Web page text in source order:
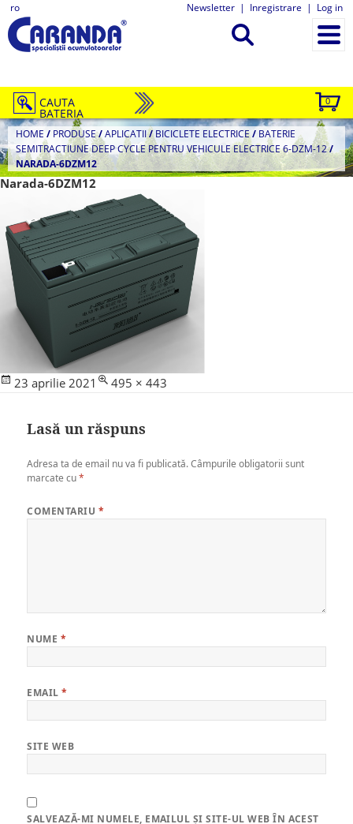
ro Newsletter | Inregistrare | Log in
0
CAUTA
BATERIA
HOME / PRODUSE/APLICATII/BICICLETE ELECTRICE/ BATERIE
SEMITRACTIUNE DEEP CYCLE PENTRU VEHICULE ELECTRICE 6-DZM-12/
NARADA-6DZM12
Narada-6DZM12
Posted
23 aprilie 2021
Full
495 × 443
Lasă un răspuns
Adresa ta de email nu va fi publicată. Câmpurile obligatorii sunt
marcate cu*
COMENTARIU *
NUME *
EMAIL*
SITE WEB
SALVEAZĂ-MI NUMELE, EMAILUL ȘI SITE-UL WEB ÎN ACEST